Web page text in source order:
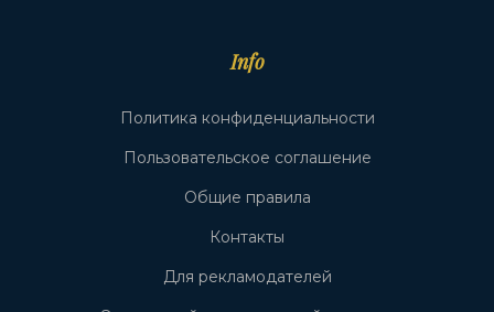
Info
Политика конфиденциальности
Пользовательское соглашение
Общие правила
Контакты
Для рекламодателей